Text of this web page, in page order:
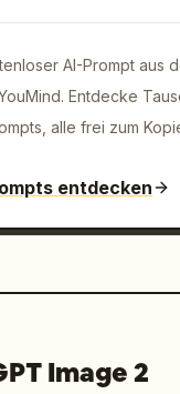
AI-Prompt aus
Entdecke
alle frei zum
entdecken
Image 2